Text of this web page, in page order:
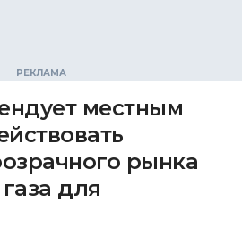
местным
рынка
для